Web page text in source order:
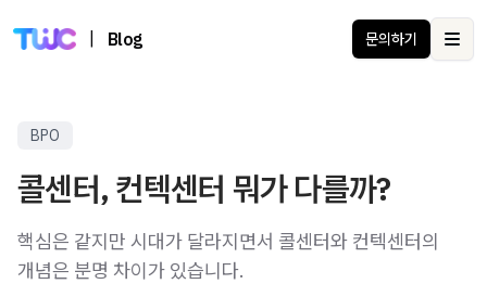
Blog 문의하기
BPO
콜센터, 컨텍센터 뭐가 다를까?
핵심은 같지만 시대가 달라지면서 콜센터와 컨텍센터의
개념은 분명 차이가 있습니다.